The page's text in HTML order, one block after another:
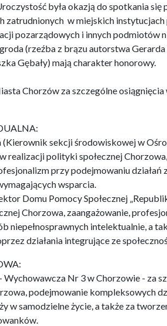
była okazją do spotkania
zatrudnionych w miejskich instytucjach
pozarządowych i innych podmiotów
(rzeźba z brązu autorstwa
Gębały) mają charakter honorowy.
Chorzów za szczególne
sekcji środowiskowej w
realizacji polityki społecznej
przy podejmowaniu
wsparcia.
Domu Pomocy Społecznej
Chorzowa, zaangażowanie,
niepełnosprawnych intelektualnie, a
działania integrujące ze
Nr 3 w Chorzowie - za
podejmowanie kompleksowych
w samodzielne życie, a także za